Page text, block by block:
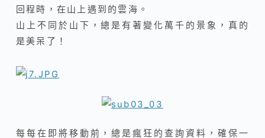
回程時，在山上遇到的雲海。
山上不同於山下，總是有著變化萬千的景象，真的
是美呆了！
每每在即將移動前，總是瘋狂的查詢資料，確保一